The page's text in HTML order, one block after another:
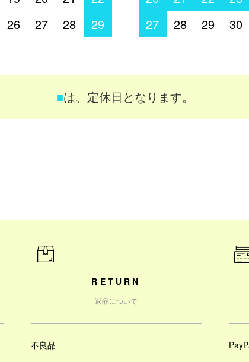
26 27 28
29
27
28 29 30
■は、定休日となります。
RETURN
返品について
不良品